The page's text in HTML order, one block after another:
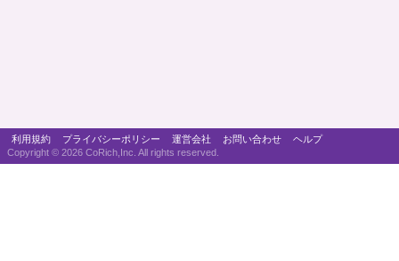
利用規約 プライバシーポリシー 運営会社 お問い合わせ
ヘルプ
Copyright © 2026 CoRich,Inc. All rights reserved.